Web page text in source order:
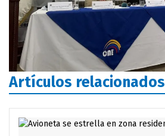
Artículos relacionados